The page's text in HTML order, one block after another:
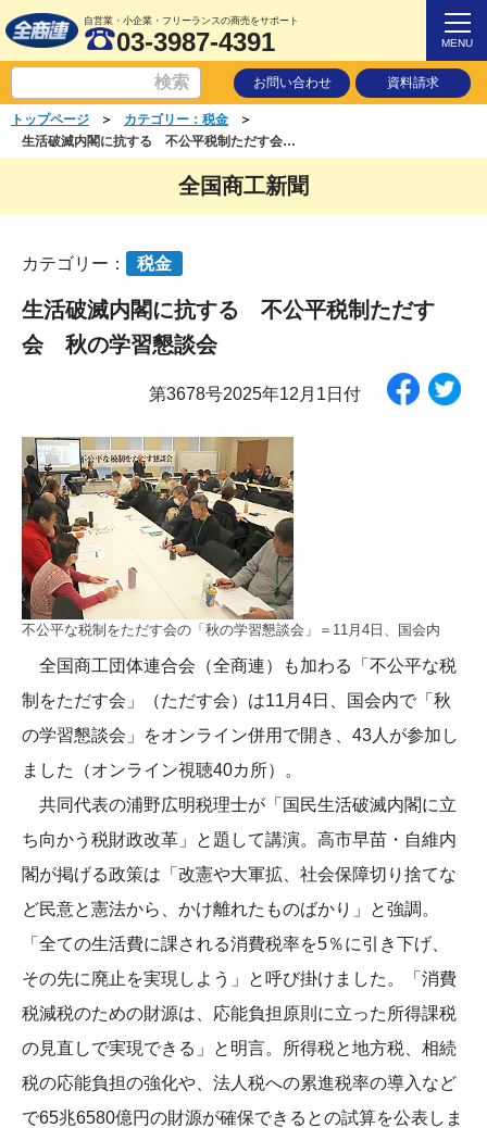
自営業・小企業・フリーランスの商売をサポート
03-3987-4391 MENU
お問い合わせ 資料請求
トップページ ＞ カテゴリー：税金
＞
生活破滅内閣に抗する 不公平税制ただす会 秋の学習懇談会
全国商工新聞
カテゴリー： 税金
生活破滅内閣に抗する 不公平税制ただす
会 秋の学習懇談会
第3678号2025年12月1日付
不公平な税制をただす会の「秋の学習懇談会」＝11月4日、国会内
全国商工団体連合会（全商連）も加わる「不公平な税
制をただす会」（ただす会）は11月4日、国会内で「秋
の学習懇談会」をオンライン併用で開き、43人が参加し
ました（オンライン視聴40カ所）。
共同代表の浦野広明税理士が「国民生活破滅内閣に立
ち向かう税財政改革」と題して講演。高市早苗・自維内
閣が掲げる政策は「改憲や大軍拡、社会保障切り捨てな
ど民意と憲法から、かけ離れたものばかり」と強調。
「全ての生活費に課される消費税率を5％に引き下げ、
その先に廃止を実現しよう」と呼び掛けました。「消費
税減税のための財源は、応能負担原則に立った所得課税
の見直しで実現できる」と明言。所得税と地方税、相続
税の応能負担の強化や、法人税への累進税率の導入など
で65兆6580億円の財源が確保できるとの試算を公表しま